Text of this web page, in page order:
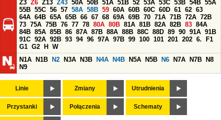
Z3 Z6 Z13 Z43 50A 50B 51A 51B 52 53A 53C 53B 54B 55A
55B 55C 56 57 58A 58B 59 60A 60B 60C 60D 61 62 63
64A 64B 65A 65B 66 67 68 69A 69B 70 71A 71B 72A 72B
73 75A 75B 76 77 78 80A 80B 81A 81B 82A 82B 83 84A
84B 85A 85B 86 87A 87B 88A 88B 88C 88D 89 90 91A 91B
91C 92A 92B 93 94 96 97A 97B 99 100 101 201 202 6.
F1
G1 G2 H
W
N1A
N1B N2 N3A N3B N4A N4B N5A N5B N6 N7A N7B
N8
N9
Linie Zmiany Utrudnienia
Przystanki Połączenia Schematy